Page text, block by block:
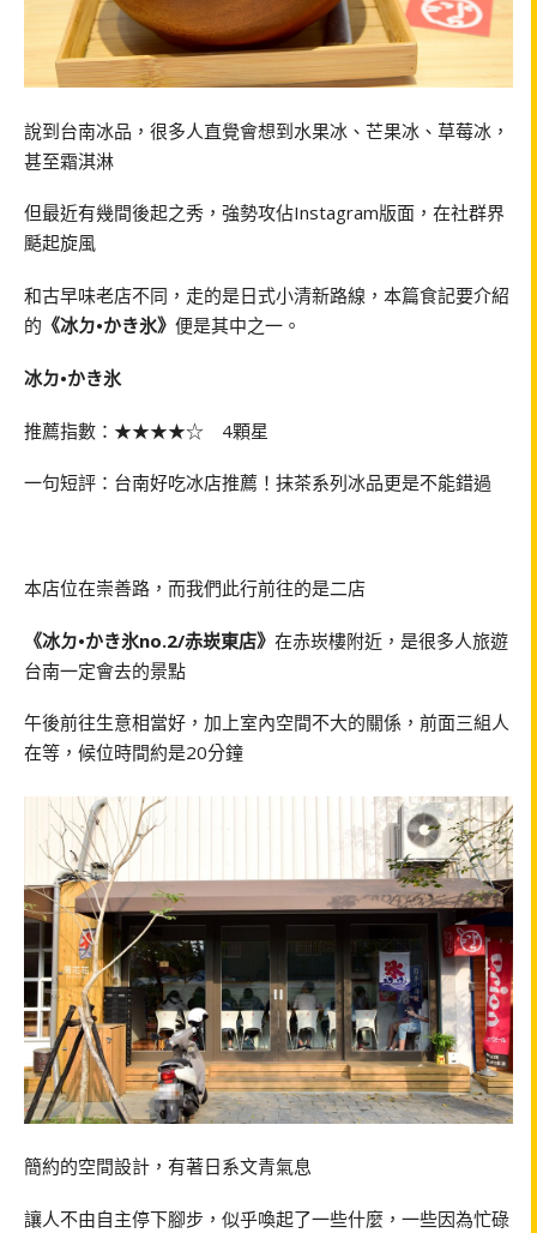
說到台南冰品，很多人直覺會想到水果冰、芒果冰、草莓冰，
甚至霜淇淋
但最近有幾間後起之秀，強勢攻佔Instagram版面，在社群界
颳起旋風
和古早味老店不同，走的是日式小清新路線，本篇食記要介紹
的 《冰ㄉ•かき氷》 便是其中之一。
冰ㄉ•かき氷
推薦指數：★★★★☆ 4顆星
一句短評：台南好吃冰店推薦！抹茶系列冰品更是不能錯過
本店位在崇善路，而我們此行前往的是二店
《冰ㄉ•かき氷no.2/赤崁東店》 在赤崁樓附近，是很多人旅遊
台南一定會去的景點
午後前往生意相當好，加上室內空間不大的關係，前面三組人
在等，候位時間約是20分鐘
簡約的空間設計，有著日系文青氣息
讓人不由自主停下腳步，似乎喚起了一些什麼，一些因為忙碌